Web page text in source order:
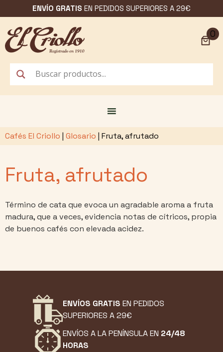
al
contenido
ENVÍO GRATIS EN PEDIDOS SUPERIORES A 29€
0
Cafés El Criollo | Glosario | Fruta, afrutado
Fruta, afrutado
Término de cata que evoca un agradable aroma a fruta
madura, que a veces, evidencia notas de cítricos, propia
de buenos cafés con elevada acidez.
ENVÍOS GRATIS EN PEDIDOS
SUPERIORES A 29€
ENVÍOS A LA PENÍNSULA EN 24/48
HORAS